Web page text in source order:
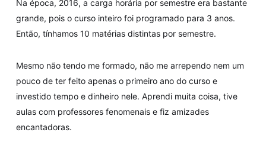
Na época, 2016, a carga horária por semestre era bastante
grande, pois o curso inteiro foi programado para 3 anos.
Então, tínhamos 10 matérias distintas por semestre.
Mesmo não tendo me formado, não me arrependo nem um
pouco de ter feito apenas o primeiro ano do curso e
investido tempo e dinheiro nele. Aprendi muita coisa, tive
aulas com professores fenomenais e fiz amizades
encantadoras.